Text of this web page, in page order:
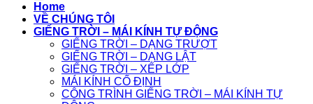
Home
VỀ CHÚNG TÔI
GIẾNG TRỜI – MÁI KÍNH TỰ ĐỘNG
GIẾNG TRỜI – DẠNG TRƯỢT
GIẾNG TRỜI – DẠNG LẬT
GIẾNG TRỜI – XẾP LỚP
MÁI KÍNH CỐ ĐỊNH
CÔNG TRÌNH GIẾNG TRỜI – MÁI KÍNH TỰ